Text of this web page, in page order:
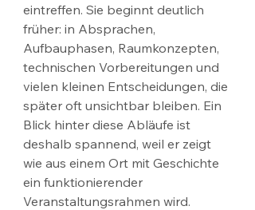
eintreffen. Sie beginnt deutlich
früher: in Absprachen,
Aufbauphasen, Raumkonzepten,
technischen Vorbereitungen und
vielen kleinen Entscheidungen, die
später oft unsichtbar bleiben. Ein
Blick hinter diese Abläufe ist
deshalb spannend, weil er zeigt
wie aus einem Ort mit Geschichte
ein funktionierender
Veranstaltungsrahmen wird.